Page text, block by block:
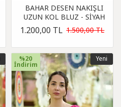
BAHAR DESEN NAKIŞLI
UZUN KOL BLUZ - SİYAH
1.200,00 TL 1.500,00 TL
Yeni
%20
İndirim